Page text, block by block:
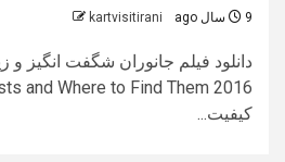
9 سال ago kartvisitirani
کیفیت...